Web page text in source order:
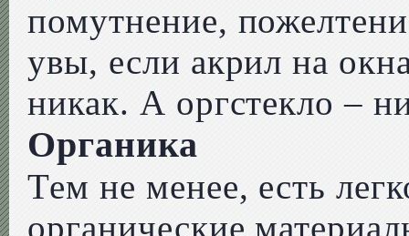
помутнение,
увы, если акрил на
никак. А оргстекло –
Органика
Тем не менее, есть
органические